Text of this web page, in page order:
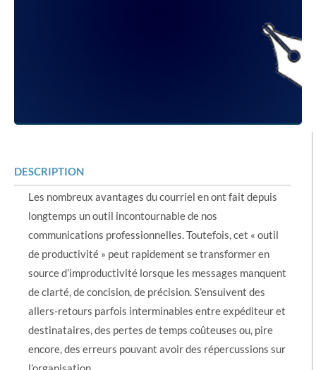
DESCRIPTION
Les nombreux avantages du courriel en ont fait depuis
longtemps un outil incontournable de nos
communications professionnelles. Toutefois, cet « outil
de productivité » peut rapidement se transformer en
source d’improductivité lorsque les messages manquent
de clarté, de concision, de précision. S’ensuivent des
allers-retours parfois interminables entre expéditeur et
destinataires, des pertes de temps coûteuses ou, pire
encore, des erreurs pouvant avoir des répercussions sur